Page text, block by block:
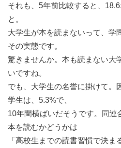
それも、5年前比較すると、
と。
大学生が本を読まないって、学
その実態です。
驚きませんか。本も読まない大
いですね。
でも、大学生の名誉に掛けて。
学生は、5.3%で、
10年間横ばいだそうです。同連
本を読むかどうかは
「高校生までの読書習慣で決ま